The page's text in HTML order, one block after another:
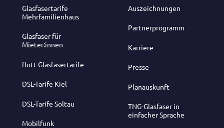
Glasfasertarife
Mehrfamilienhaus
Glasfaser für
Mieter:innen
flott Glasfasertarife
DSL-Tarife Kiel
DSL-Tarife Soltau
Mobilfunk
Auszeichnungen
Partnerprogramm
Karriere
Presse
Planauskunft
TNG-Glasfaser in
einfacher Sprache